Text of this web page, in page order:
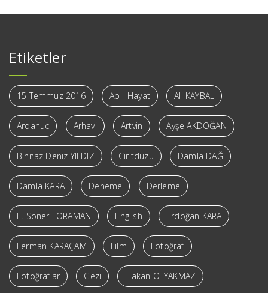
Etiketler
15 Temmuz 2016 Ab-ı Hayat Ali KAYBAL
Ardanuc Arhavi Artvin Ayşe AKDOĞAN
Binnaz Deniz YILDIZ Ciritdüzü Damla DAĞ
Damla KARA Deneme Derleme
E. Soner TORAMAN English Erdoğan KARA
Ferman KARAÇAM Film Fotoğraf
Fotoğraflar Gezi Hakan OTYAKMAZ